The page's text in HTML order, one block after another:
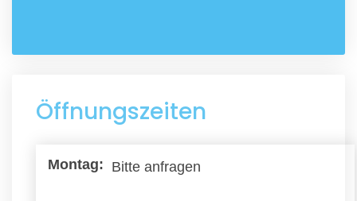
Öffnungszeiten
Bitte anfragen